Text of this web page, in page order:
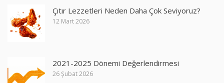
Çıtır Lezzetleri Neden Daha Çok Seviyoruz?
12 Mart 2026
2021-2025 Dönemi Değerlendirmesi
26 Şubat 2026